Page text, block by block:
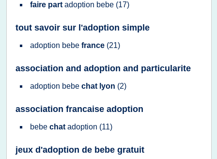
faire part adoption bebe (17)
tout savoir sur l'adoption simple
adoption bebe france (21)
association and adoption and particularite
adoption bebe chat lyon (2)
association francaise adoption
bebe chat adoption (11)
jeux d'adoption de bebe gratuit